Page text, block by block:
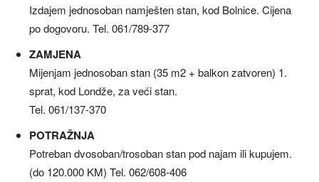
Izdajem jednosoban namješten stan, kod Bolnice. Cijena
po dogovoru. Tel. 061/789-377
ZAMJENA
Mijenjam jednosoban stan (35 m2 + balkon zatvoren) 1.
sprat, kod Londže, za veći stan.
Tel. 061/137-370
POTRAŽNJA
Potreban dvosoban/trosoban stan pod najam ili kupujem.
(do 120.000 KM) Tel. 062/608-406